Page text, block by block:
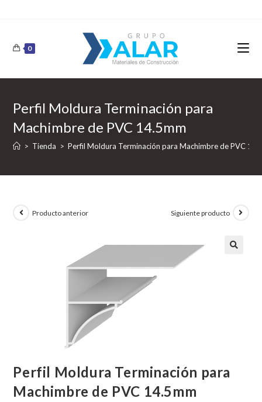
0
Perfil Moldura Terminación para
Machimbre de PVC 14.5mm
> Tienda > Perfil Moldura Terminación para Machimbre de PVC
Producto anterior Siguiente producto
Perfil Moldura Terminación para
Machimbre de PVC 14.5mm